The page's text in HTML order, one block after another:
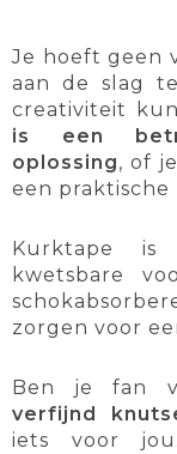
Je hoeft geen
aan de slag
creativiteit
is een
oplossing, of
een
Kurktape
kwetsbare
zorgen voor
Ben je fan
verfijnd
iets voor